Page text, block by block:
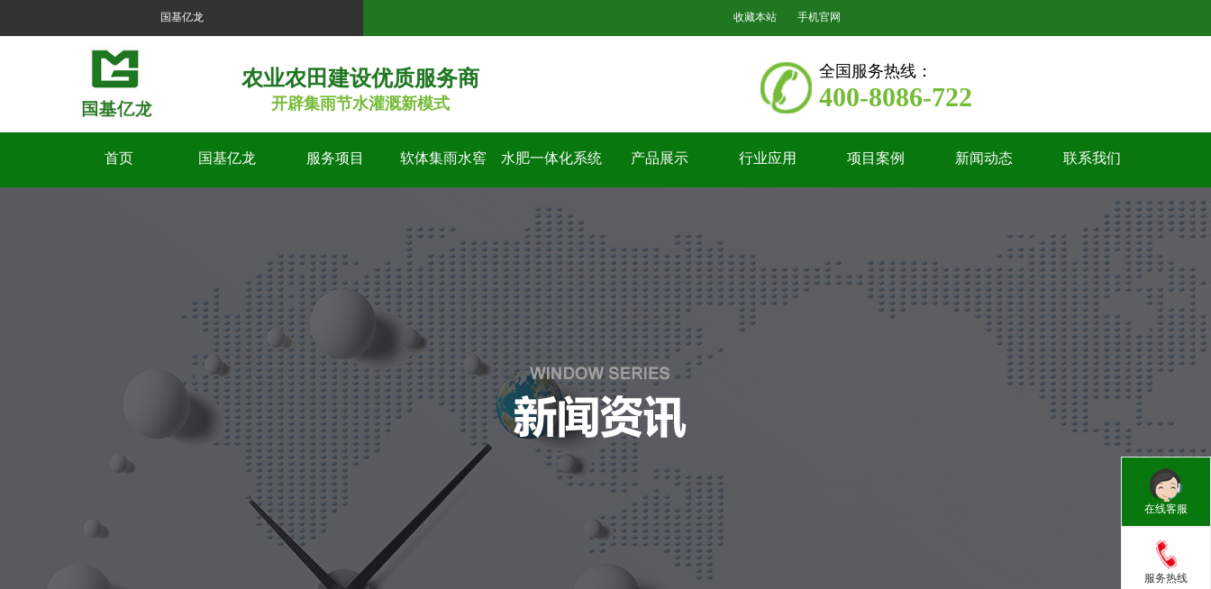
国基亿龙 收藏本站 手机官网
农业农田建设优质服务商
开辟集雨节水灌溉新模式
全国服务热线：
400-8086-722
首页 国基亿龙 服务项目 软体集雨水窖 水肥一体化系统 产品展示 行业应用 项目案例 新闻动态 联系我们
在线客服
服务热线